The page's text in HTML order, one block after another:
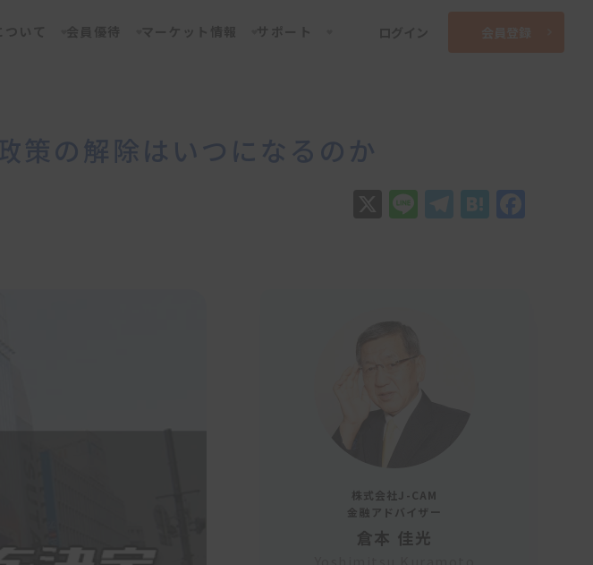
策の解除はいつになるのか
X LineTelegram
Hatena
株式会社J-CAM
金融アドバイザー
倉本 佳光